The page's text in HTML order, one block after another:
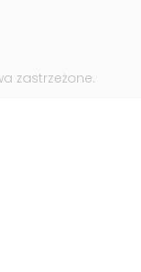
zastrzeżone.